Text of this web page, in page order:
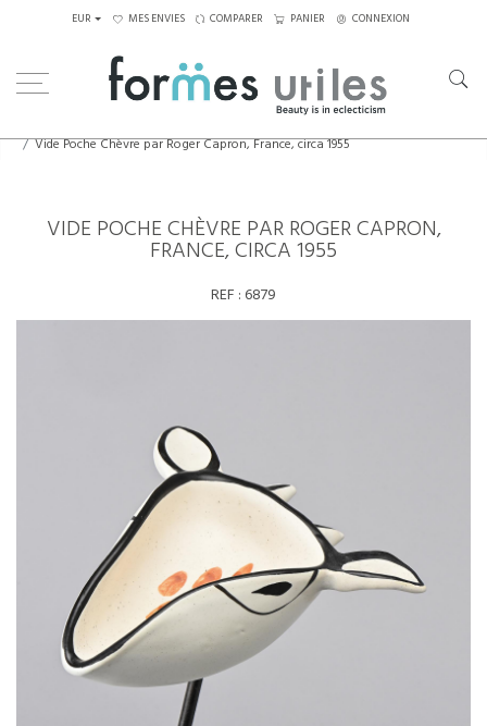
EUR MES ENVIES COMPARER PANIER CONNEXION
Vide Poche Chèvre par Roger Capron, France, circa 1955
VIDE POCHE CHÈVRE PAR ROGER CAPRON,
FRANCE, CIRCA 1955
REF : 6879